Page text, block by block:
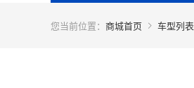
您当前位置： 商城首页 车型列表